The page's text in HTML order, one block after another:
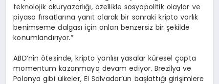
teknolojik okuryazarlığı, özellikle sosyopolitik olaylar ve
piyasa fırsatlarına yanıt olarak bir sonraki kripto varlık
benimseme dalgası için onları benzersiz bir şekilde
konumlandırıyor.”
ABD’nin ötesinde, kripto yanlısı yasalar küresel çapta
momentum kazanmaya devam ediyor. Brezilya ve
Polonya gibi ülkeler, El Salvador’un başlattığı girişimlere